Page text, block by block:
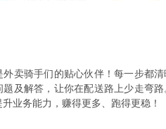
外卖骑手们的贴心伙伴！每一步都
题及解答，让你在配送路上少走弯